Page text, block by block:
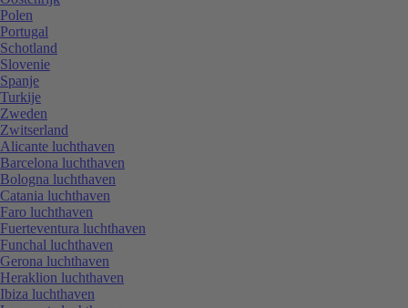
Polen
Portugal
Schotland
Slovenie
Spanje
Turkije
Zweden
Zwitserland
Alicante luchthaven
Barcelona luchthaven
Bologna luchthaven
Catania luchthaven
Faro luchthaven
Fuerteventura luchthaven
Funchal luchthaven
Gerona luchthaven
Heraklion luchthaven
Ibiza luchthaven